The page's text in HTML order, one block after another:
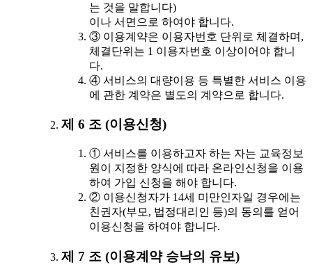
는 것을 말합니다)
이나 서면으로 하여야 합니다.
③ 이용계약은 이용자번호 단위로 체결하며,
체결단위는 1 이용자번호 이상이어야 합니
다.
④ 서비스의 대량이용 등 특별한 서비스 이용
에 관한 계약은 별도의 계약으로 합니다.
제 6 조 (이용신청)
① 서비스를 이용하고자 하는 자는 교육정보
원이 지정한 양식에 따라 온라인신청을 이용
하여 가입 신청을 해야 합니다.
② 이용신청자가 14세 미만인자일 경우에는
친권자(부모, 법정대리인 등)의 동의를 얻어
이용신청을 하여야 합니다.
제 7 조 (이용계약 승낙의 유보)